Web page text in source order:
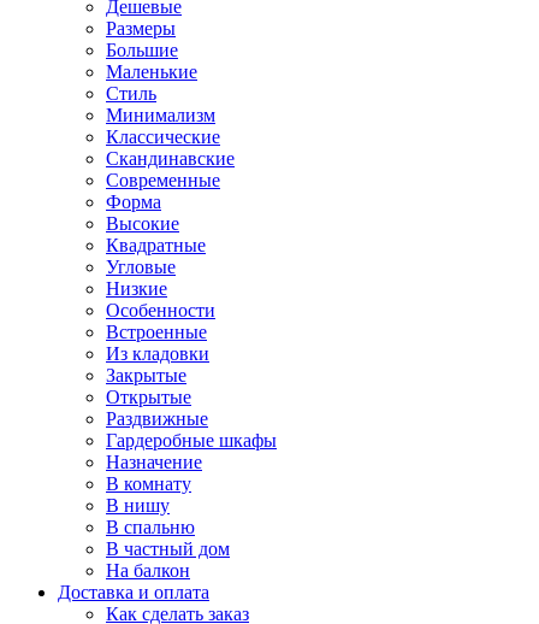
Дешевые
Размеры
Большие
Маленькие
Стиль
Минимализм
Классические
Скандинавские
Современные
Форма
Высокие
Квадратные
Угловые
Низкие
Особенности
Встроенные
Из кладовки
Закрытые
Открытые
Раздвижные
Гардеробные шкафы
Назначение
В комнату
В нишу
В спальню
В частный дом
На балкон
Доставка и оплата
Как сделать заказ